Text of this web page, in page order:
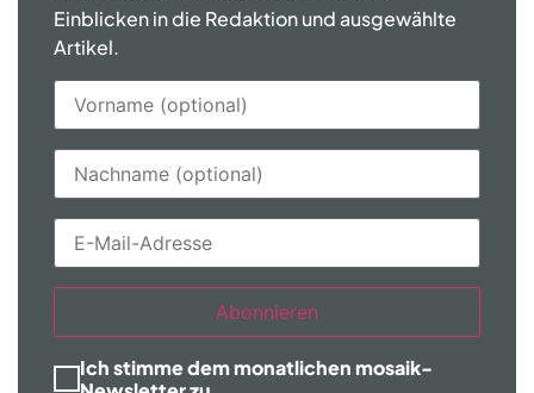
Einblicken in die Redaktion und ausgewählte
Artikel.
Abonnieren
Ich stimme dem monatlichen mosaik-